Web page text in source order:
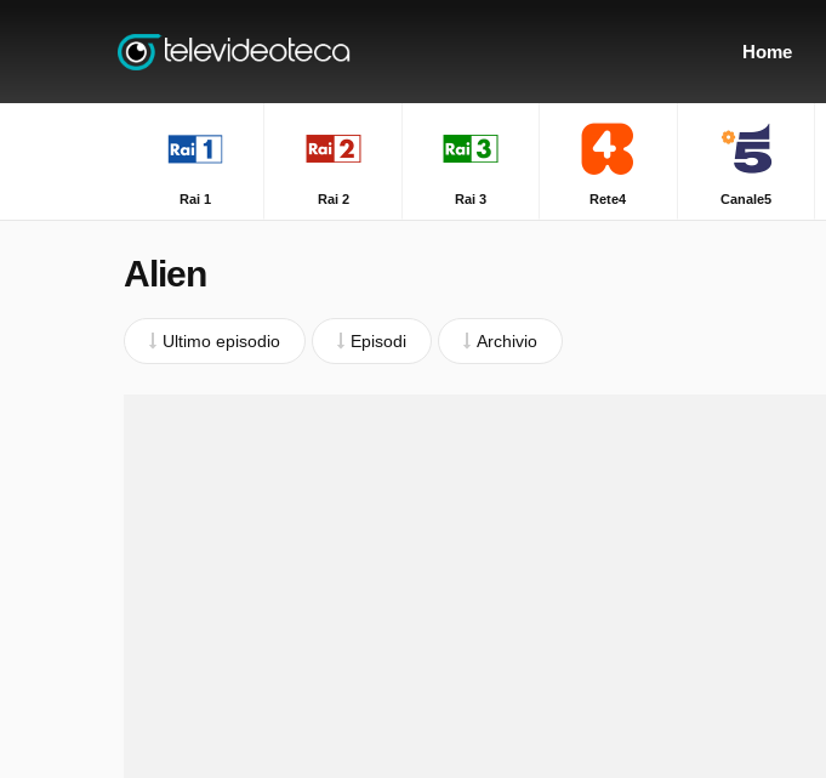
Home
Rai 1 Rai 2 Rai 3 Rete4 Canale5
Alien
Ultimo episodio Episodi Archivio